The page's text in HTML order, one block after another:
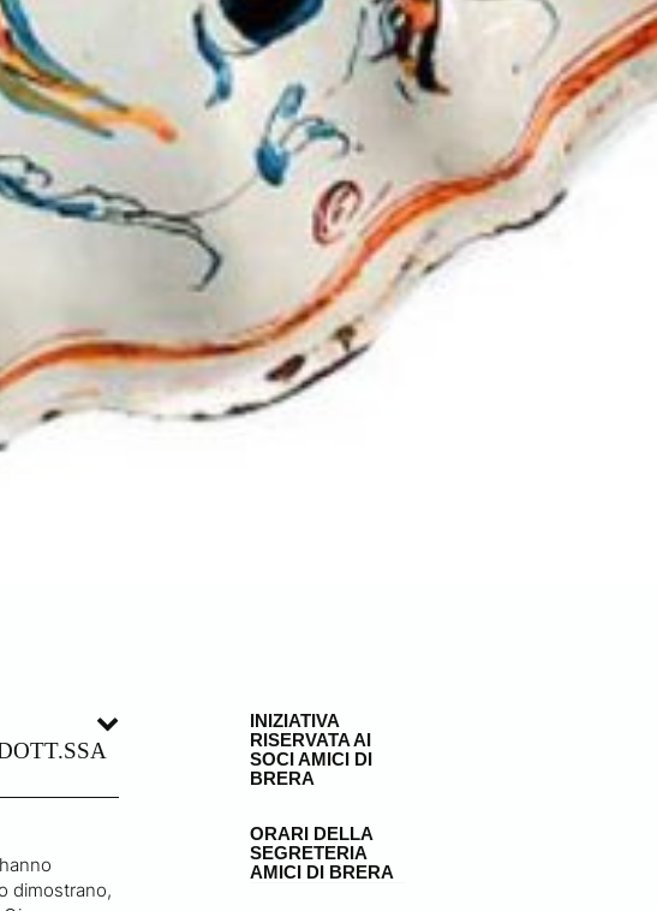
dimostrano,
INIZIATIVA
RISERVATA AI
SOCI AMICI DI
BRERA
ORARI DELLA
SEGRETERIA
AMICI DI BRERA